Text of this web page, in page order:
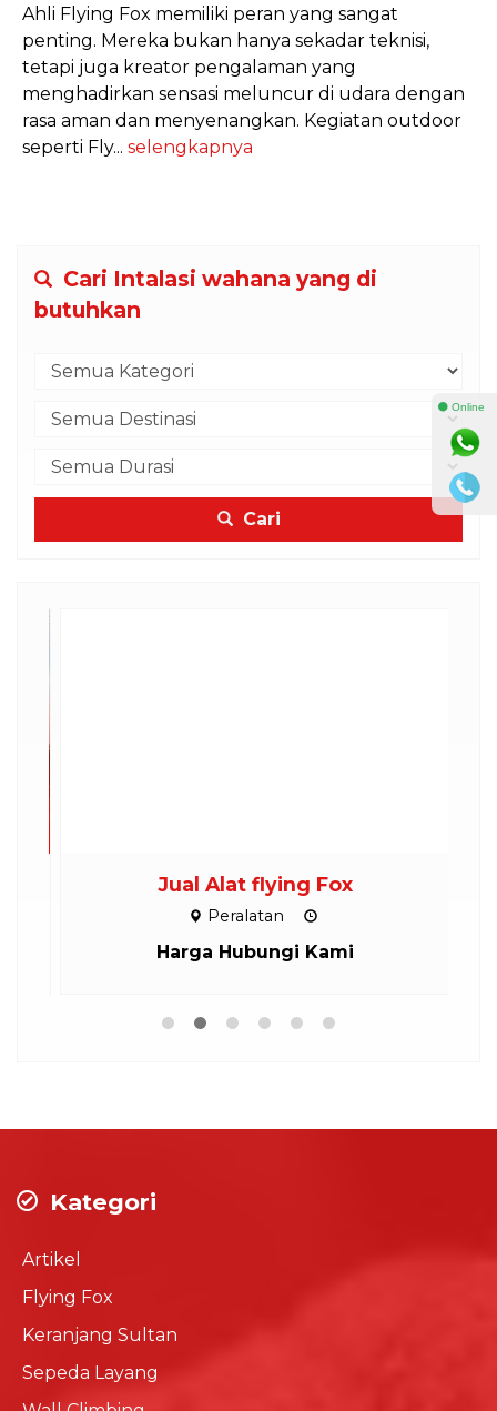
Ahli Flying Fox memiliki peran yang sangat
penting. Mereka bukan hanya sekadar teknisi,
tetapi juga kreator pengalaman yang
menghadirkan sensasi meluncur di udara dengan
rasa aman dan menyenangkan. Kegiatan outdoor
seperti Fly... selengkapnya
Cari Intalasi wahana yang di
butuhkan
Cari
Jual Alat flying Fox
Peralatan
Harga Hubungi Kami
Kategori
Artikel
Flying Fox
Keranjang Sultan
Sepeda Layang
⚫ Online